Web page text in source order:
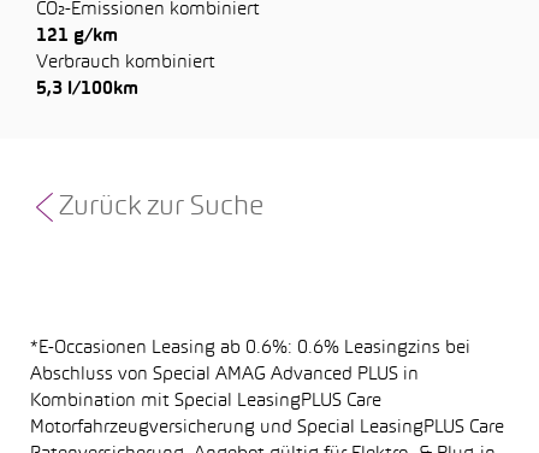
CO₂-Emissionen kombiniert
121 g/km
Verbrauch kombiniert
5,3 l/100km
Zurück zur Suche
*E-Occasionen Leasing ab 0.6%: 0.6% Leasingzins bei
Abschluss von Special AMAG Advanced PLUS in
Kombination mit Special LeasingPLUS Care
Motorfahrzeugversicherung und Special LeasingPLUS Care